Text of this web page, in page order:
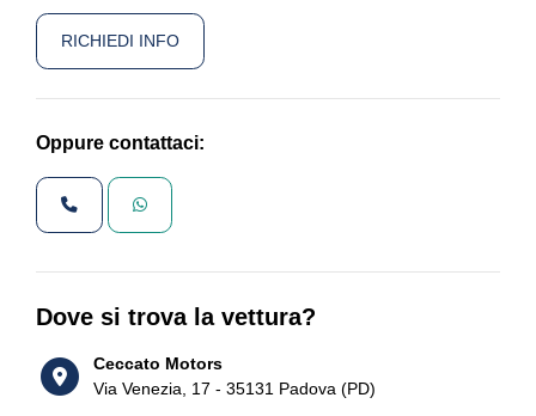
RICHIEDI INFO
Oppure contattaci:
Dove si trova la vettura?
Ceccato Motors
Via Venezia, 17 - 35131 Padova (PD)